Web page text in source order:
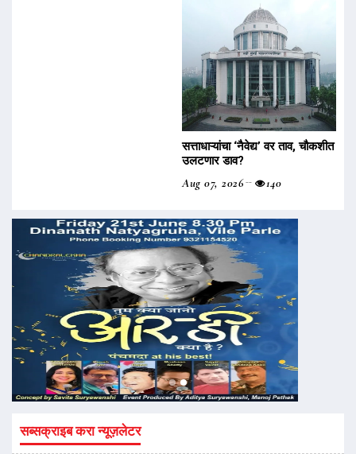
सत्ताधाऱ्यांचा ‌‘नैवेद्य‌’ वर ताव, चौकशीत
उलटणार डाव?
Aug 07, 2026
140
सब्सक्राइब करा न्यूज़लेटर